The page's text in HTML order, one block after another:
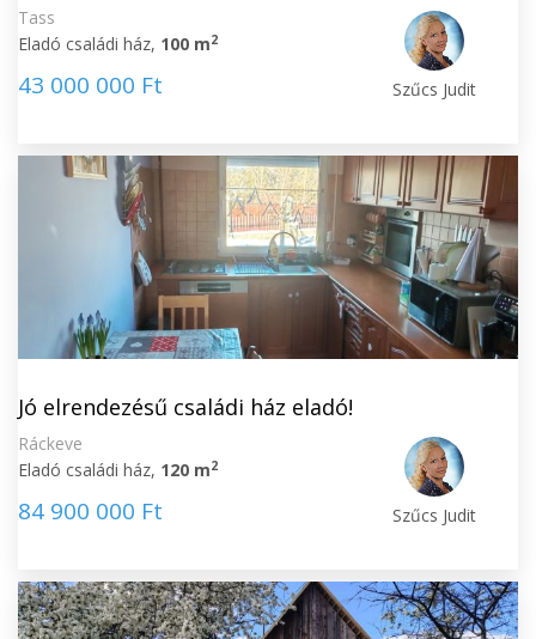
Tass
Eladó családi ház, 100 m2
43 000 000 Ft Szűcs Judit
Jó elrendezésű családi ház eladó!
Ráckeve
Eladó családi ház, 120 m2
84 900 000 Ft Szűcs Judit